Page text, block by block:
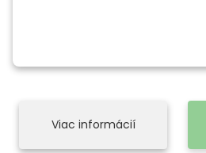
Viac informácií